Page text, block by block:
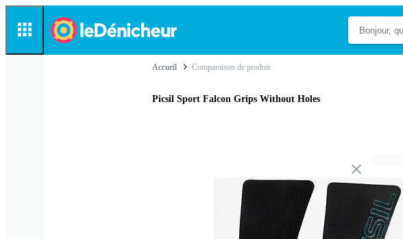
Accueil Comparaison de produit
Picsil Sport Falcon Grips Without Holes